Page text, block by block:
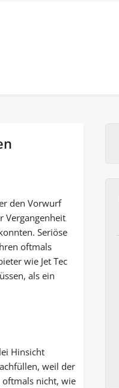
den Vorwurf
Vergangenheit
Seriöse
oftmals
wie Jet Tec
als ein
Hinsicht
weil der
oftmals nicht, wie